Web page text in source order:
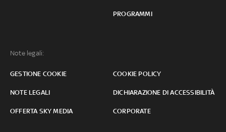
PROGRAMMI
Note legali:
GESTIONE COOKIE COOKIE POLICY
NOTE LEGALI DICHIARAZIONE DI ACCESSIBILITÀ
OFFERTA SKY MEDIA CORPORATE